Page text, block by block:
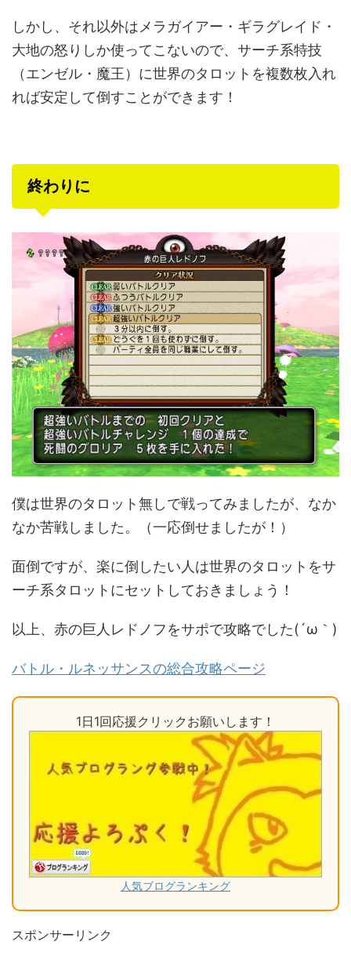
しかし、それ以外はメラガイアー・ギラグレイド・
大地の怒りしか使ってこないので、サーチ系特技
（エンゼル・魔王）に世界のタロットを複数枚入れ
れば安定して倒すことができます！
終わりに
僕は世界のタロット無しで戦ってみましたが、なか
なか苦戦しました。（一応倒せましたが！）
面倒ですが、楽に倒したい人は世界のタロットをサ
ーチ系タロットにセットしておきましょう！
以上、赤の巨人レドノフをサポで攻略でした(´ω｀)
バトル・ルネッサンスの総合攻略ページ
1日1回応援クリックお願いします！
人気ブログランキング
スポンサーリンク